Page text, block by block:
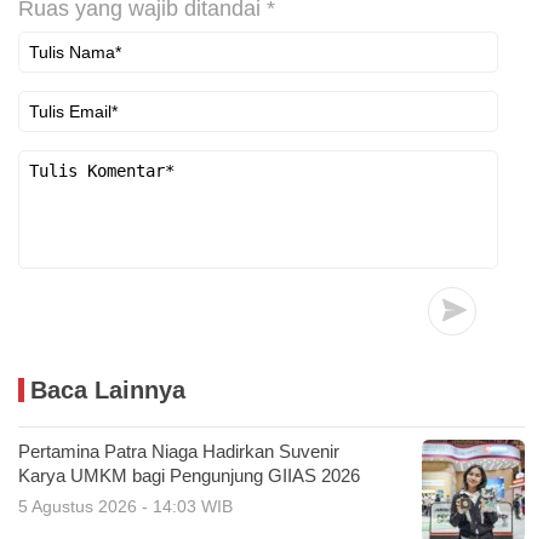
Ruas yang wajib ditandai *
Baca Lainnya
Pertamina Patra Niaga Hadirkan Suvenir
Karya UMKM bagi Pengunjung GIIAS 2026
5 Agustus 2026 - 14:03 WIB